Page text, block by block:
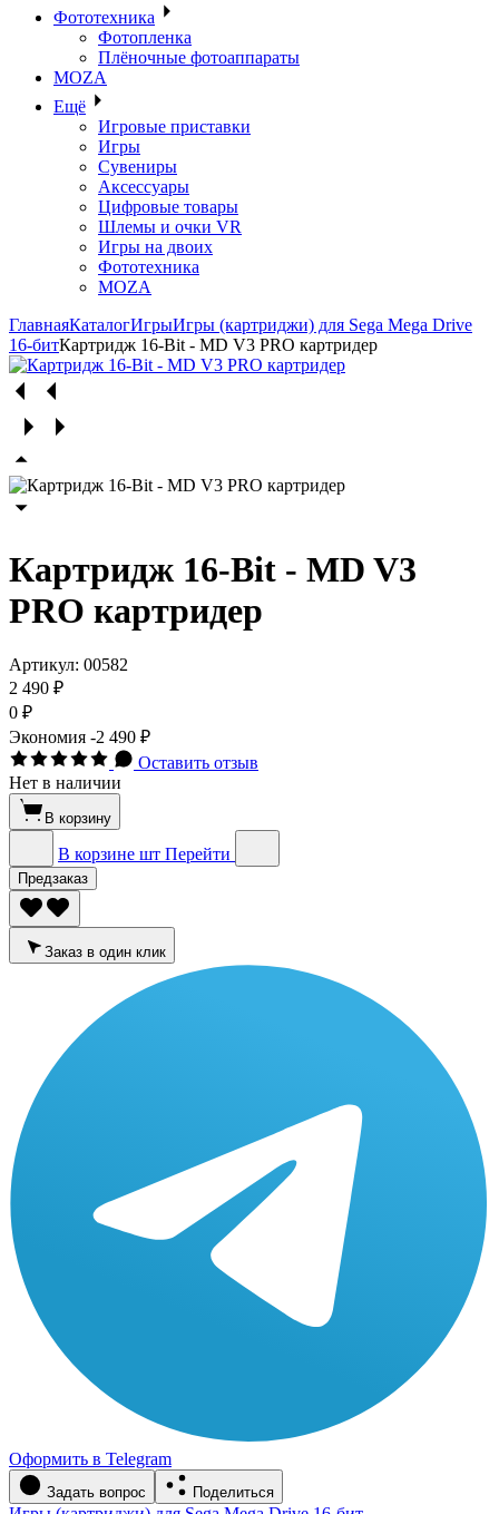
Фототехника
Фотопленка
Плёночные фотоаппараты
MOZA
Ещё
Игровые приставки
Игры
Сувениры
Аксессуары
Цифровые товары
Шлемы и очки VR
Игры на двоих
Фототехника
MOZA
ГлавнаяКаталогИгрыИгры (картриджи) для Sega Mega Drive
16-битКартридж 16-Bit - MD V3 PRO картридер
Картридж 16-Bit - MD V3
PRO картридер
Артикул: 00582
2 490 ₽
0 ₽
Экономия -2 490 ₽
Оставить отзыв
Нет в наличии
В корзину
В корзине шт Перейти
Предзаказ
Заказ в один клик
Оформить в Telegram
Задать вопрос Поделиться